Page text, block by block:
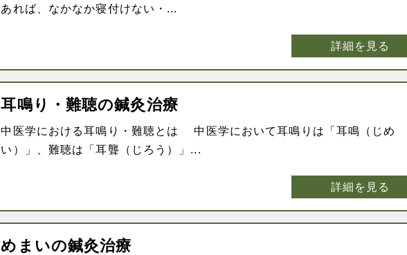
あれば、なかなか寝付けない・...
詳細を見る
耳鳴り・難聴の鍼灸治療
中医学における耳鳴り・難聴とは 中医学において耳鳴りは「耳鳴（じめ
い）」、難聴は「耳聾（じろう）」...
詳細を見る
めまいの鍼灸治療